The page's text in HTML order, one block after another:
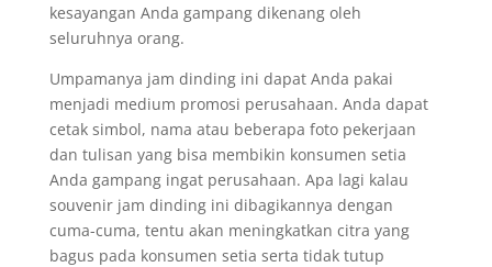
kesayangan Anda gampang dikenang oleh
seluruhnya orang.
Umpamanya jam dinding ini dapat Anda pakai
menjadi medium promosi perusahaan. Anda dapat
cetak simbol, nama atau beberapa foto pekerjaan
dan tulisan yang bisa membikin konsumen setia
Anda gampang ingat perusahaan. Apa lagi kalau
souvenir jam dinding ini dibagikannya dengan
cuma-cuma, tentu akan meningkatkan citra yang
bagus pada konsumen setia serta tidak tutup